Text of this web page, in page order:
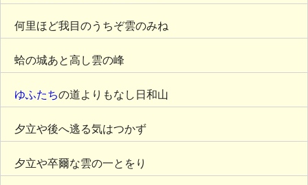
何里ほど我目のうちぞ雲のみね
蛤の城あと高し雲の峰
ゆふたちの道よりもなし日和山
夕立や後へ逃る気はつかず
夕立や卒爾な雲の一とをり